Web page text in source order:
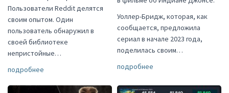
Пользователи Reddit делятся
своим опытом. Один
пользователь обнаружил в
своей библиотеке
непристойные…
подробнее
Уоллер-Бридж, которая, как
сообщается, предложила
сериал в начале 2023 года,
поделилась своим…
подробнее